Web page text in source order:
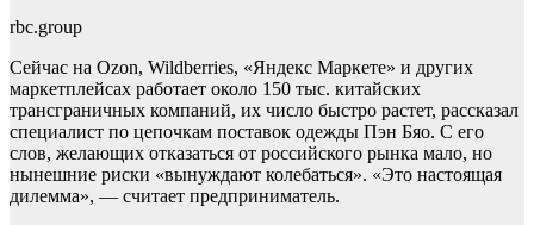
rbc.group
Сейчас на Ozon, Wildberries, «Яндекс Маркете» и других
маркетплейсах работает около 150 тыс. китайских
трансграничных компаний, их число быстро растет, рассказал
специалист по цепочкам поставок одежды Пэн Бяо. С его
слов, желающих отказаться от российского рынка мало, но
нынешние риски «вынуждают колебаться». «Это настоящая
дилемма», — считает предприниматель.